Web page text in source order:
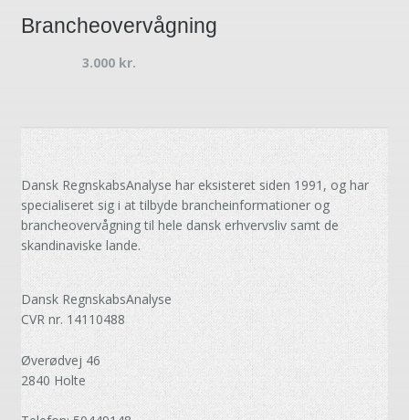
Brancheovervågning
3.000 kr.
Dansk RegnskabsAnalyse har eksisteret siden 1991, og har
specialiseret sig i at tilbyde brancheinformationer og
brancheovervågning til hele dansk erhvervsliv samt de
skandinaviske lande.
Dansk RegnskabsAnalyse
CVR nr. 14110488
Øverødvej 46
2840 Holte